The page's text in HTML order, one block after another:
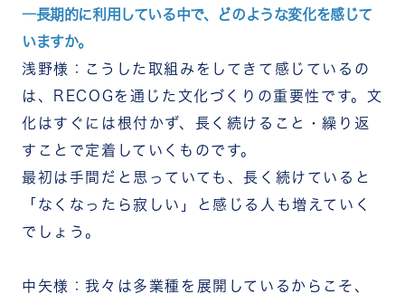
―長期的に利用している中で、どのような変化を感じて
いますか。
浅野様：こうした取組みをしてきて感じているの
は、RECOGを通じた文化づくりの重要性です。文
化はすぐには根付かず、長く続けること・繰り返
すことで定着していくものです。
最初は手間だと思っていても、長く続けていると
「なくなったら寂しい」と感じる人も増えていく
でしょう。
中矢様：我々は多業種を展開しているからこそ、